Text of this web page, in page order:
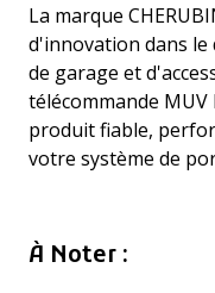
La marque
d'innovation dans le
de garage et
télécommande
produit fiable,
votre système de
À Noter :